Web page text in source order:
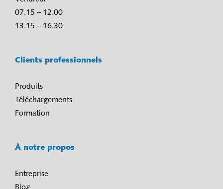
07.15 – 12.00
13.15 – 16.30
Clients professionnels
Produits
Téléchargements
Formation
À notre propos
Entreprise